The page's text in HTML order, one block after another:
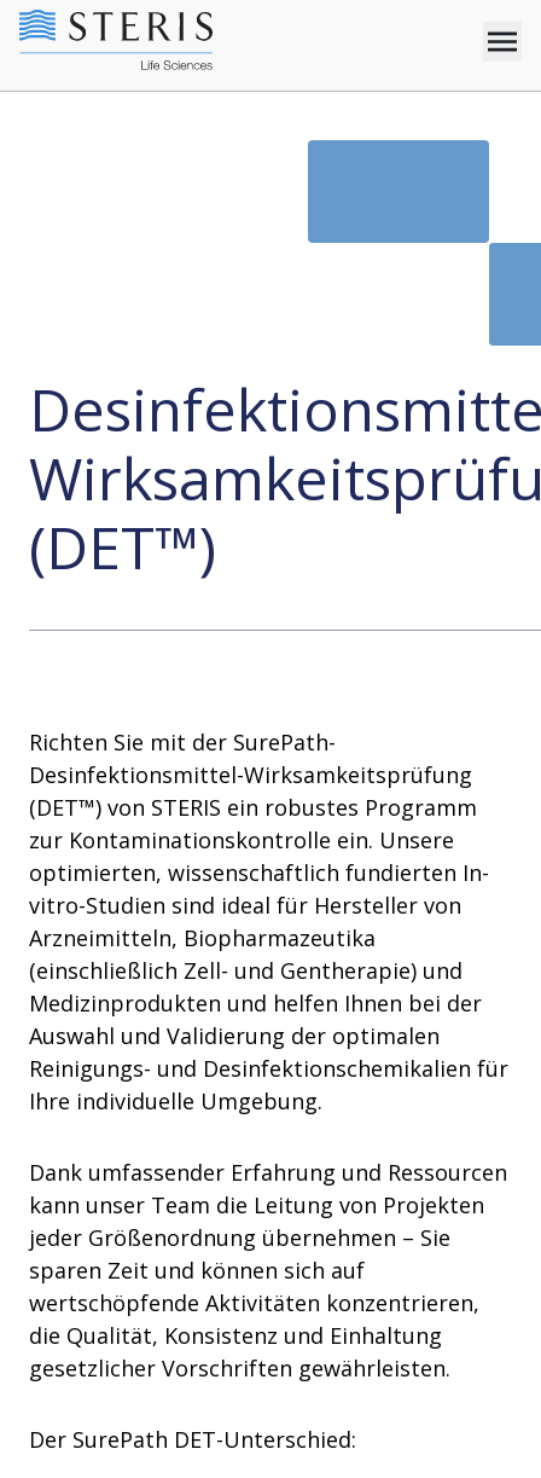
(DET™)
Richten Sie mit der SurePath-
Desinfektionsmittel-Wirksamkeitsprüfung
(DET™) von STERIS ein robustes Programm
zur Kontaminationskontrolle ein. Unsere
optimierten, wissenschaftlich fundierten In-
vitro-Studien sind ideal für Hersteller von
Arzneimitteln, Biopharmazeutika
(einschließlich Zell- und Gentherapie) und
Medizinprodukten und helfen Ihnen bei der
Auswahl und Validierung der optimalen
Reinigungs- und Desinfektionschemikalien für
Ihre individuelle Umgebung.
Dank umfassender Erfahrung und Ressourcen
kann unser Team die Leitung von Projekten
jeder Größenordnung übernehmen – Sie
sparen Zeit und können sich auf
wertschöpfende Aktivitäten konzentrieren,
die Qualität, Konsistenz und Einhaltung
gesetzlicher Vorschriften gewährleisten.
Der SurePath DET-Unterschied: